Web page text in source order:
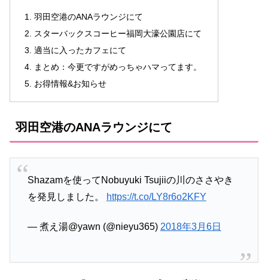
羽田空港のANAラウンジにて
スターバックスコーヒー福岡大濠公園店にて
適当に入ったカフェにて
まとめ：今更ですがめっちゃハマってます。
お得情報&お知らせ
羽田空港のANAラウンジにて
Shazamを使ってNobuyuki Tsujiiの川のささやき
を発見しました。
https://t.co/LY8r6o2KFY
— 煮え湯@yawn (@nieyu365) 2018年3月6日